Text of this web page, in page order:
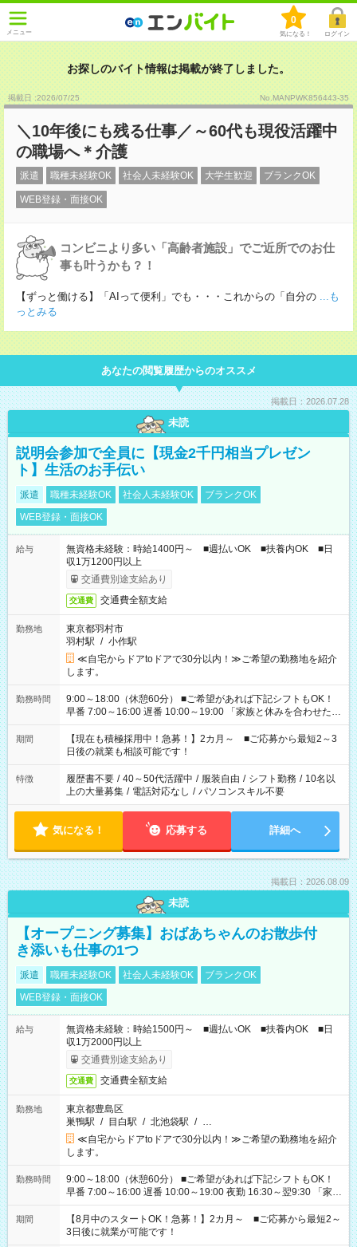
メニュー
0
気になる！ ログイン
お探しのバイト情報は掲載が終了しました。
掲載日 :2026/07/25 No.MANPWK856443-35
＼10年後にも残る仕事／～60代も現役活躍中
の職場へ＊介護
派遣 職種未経験OK 社会人未経験OK 大学生歓迎 ブランクOK
WEB登録・面接OK
コンビニより多い「高齢者施設」でご近所でのお仕
事も叶うかも？！
【ずっと働ける】「AIって便利」でも・・・これからの「自分の ...も
っとみる
あなたの閲覧履歴からのオススメ
掲載日：2026.07.28
未読
説明会参加で全員に【現金2千円相当プレゼン
ト】生活のお手伝い
派遣 職種未経験OK 社会人未経験OK
ブランクOK
WEB登録・面接OK
給与
無資格未経験：時給1400円～ ■週払いOK ■扶養内OK ■日
収1万1200円以上
交通費別途支給あり
交通費 交通費全額支給
勤務地
東京都羽村市
羽村駅 / 小作駅
≪自宅からドアtoドアで30分以内！≫ご希望の勤務地を紹介
します。
勤務時間
9:00～18:00（休憩60分） ■ご希望があれば下記シフトもOK！
早番 7:00～16:00 遅番 10:00～19:00 「家族と休みを合わせた
い」 「余裕を持って夕飯の準備がしたい」 「できれば残業はし
たくない」 など、ご希望を教えてくださいね。 ※Wワーク希望
の方へ 今ご覧のお仕事で希望する勤務時間と、もう1つのお仕事
の勤務時間。 合計で週40時間を超える場合は応募できません。
期間
【現在も積極採用中！急募！】2カ月～ ■ご応募から最短2～3
日後の就業も相談可能です！
特徴 履歴書不要 / 40～50代活躍中 / 服装自由 / シフト勤務 / 10名以
上の大量募集 / 電話対応なし / パソコンスキル不要
気になる！ 応募する 詳細へ
掲載日：2026.08.09
未読
【オープニング募集】おばあちゃんのお散歩付
き添いも仕事の1つ
派遣 職種未経験OK 社会人未経験OK
ブランクOK
WEB登録・面接OK
給与
無資格未経験：時給1500円～ ■週払いOK ■扶養内OK ■日
収1万2000円以上
交通費別途支給あり
交通費 交通費全額支給
勤務地
東京都豊島区
巣鴨駅 / 目白駅 / 北池袋駅 / …
≪自宅からドアtoドアで30分以内！≫ご希望の勤務地を紹介
します。
勤務時間
9:00～18:00（休憩60分） ■ご希望があれば下記シフトもOK！
早番 7:00～16:00 遅番 10:00～19:00 夜勤 16:30～翌9:30 「家族
と休みを合わせたい」 「余裕を持って夕飯の準備がしたい」
「できれば残業はしたくない」 など、ご希望を教えてください
ね。 ※Wワーク希望の方へ 今ご覧のお仕事で希望する勤務時間
と、もう1つのお仕事の勤務時間。 合計で週40時間を超える場
期間
【8月中のスタートOK！急募！】2カ月～ ■ご応募から最短2～
3日後に就業が可能です！